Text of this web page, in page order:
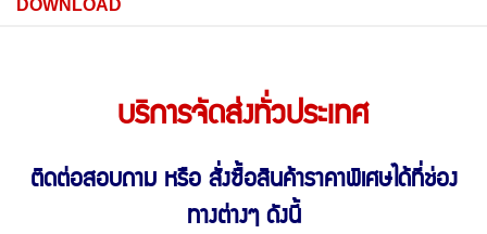
DOWNLOAD
บริการจัดส่งทั่วประเทศ
ติดต่อสอบถาม หรือ สั่งซื้อสินค้าราคาพิเศษได้ที่ช่อง
ทางต่างๆ ดังนี้